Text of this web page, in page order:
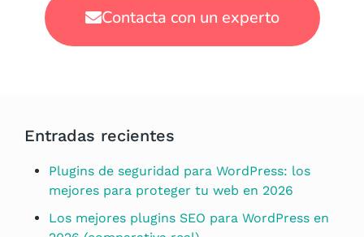
Contacta con un experto
Entradas recientes
Plugins de seguridad para WordPress: los
mejores para proteger tu web en 2026
Los mejores plugins SEO para WordPress en